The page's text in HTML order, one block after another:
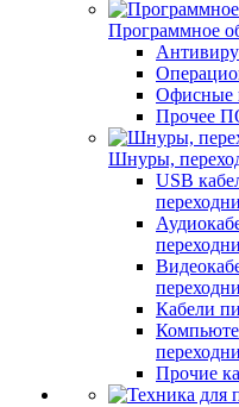
Программное
Офисные
Прочее
Шнуры,
USB
Кабели
Прочие